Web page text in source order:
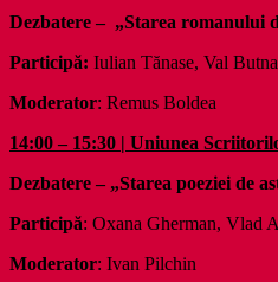
Dezbatere – „Starea romanului
Participă: Iulian Tănase, Val
Moderator: Remus Boldea
14:00 – 15:30 | Uniunea
Dezbatere – „Starea poeziei de
Participă: Oxana Gherman, Vlad
Moderator: Ivan Pilchin